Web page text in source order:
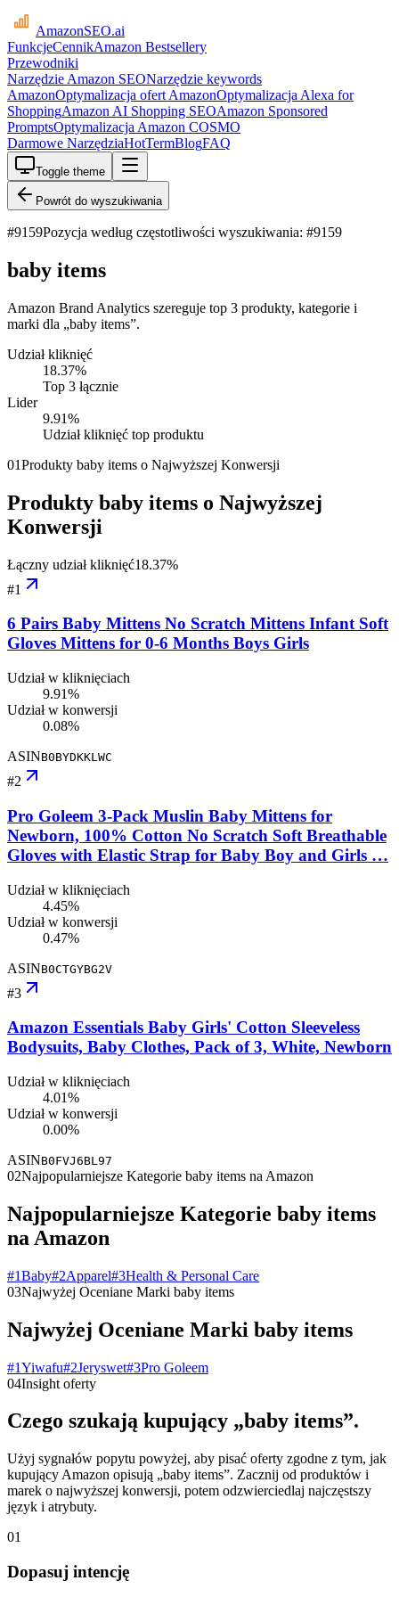
AmazonSEO.ai
FunkcjeCennikAmazon Bestsellery
Przewodniki
Narzędzie Amazon SEONarzędzie keywords
AmazonOptymalizacja ofert AmazonOptymalizacja Alexa for
ShoppingAmazon AI Shopping SEOAmazon Sponsored
PromptsOptymalizacja Amazon COSMO
Darmowe NarzędziaHotTermBlogFAQ
Toggle theme
Powrót do wyszukiwania
#9159Pozycja według częstotliwości wyszukiwania: #9159
baby items
Amazon Brand Analytics szereguje top 3 produkty, kategorie i
marki dla „baby items”.
Udział kliknięć
18.37%
Top 3 łącznie
Lider
9.91%
Udział kliknięć top produktu
01Produkty baby items o Najwyższej Konwersji
Produkty baby items o Najwyższej
Konwersji
Łączny udział kliknięć18.37%
#1
6 Pairs Baby Mittens No Scratch Mittens Infant Soft
Gloves Mittens for 0-6 Months Boys Girls
Udział w kliknięciach
9.91%
Udział w konwersji
0.08%
ASINB0BYDKKLWC
#2
Pro Goleem 3-Pack Muslin Baby Mittens for
Newborn, 100% Cotton No Scratch Soft Breathable
Gloves with Elastic Strap for Baby Boy and Girls …
Udział w kliknięciach
4.45%
Udział w konwersji
0.47%
ASINB0CTGYBG2V
#3
Amazon Essentials Baby Girls' Cotton Sleeveless
Bodysuits, Baby Clothes, Pack of 3, White, Newborn
Udział w kliknięciach
4.01%
Udział w konwersji
0.00%
ASINB0FVJ6BL97
02Najpopularniejsze Kategorie baby items na Amazon
Najpopularniejsze Kategorie baby items
na Amazon
#1Baby#2Apparel#3Health & Personal Care
03Najwyżej Oceniane Marki baby items
Najwyżej Oceniane Marki baby items
#1Yiwafu#2Jeryswet#3Pro Goleem
04Insight oferty
Czego szukają kupujący „baby items”.
Użyj sygnałów popytu powyżej, aby pisać oferty zgodne z tym, jak
kupujący Amazon opisują „baby items”. Zacznij od produktów i
marek o najwyższej konwersji, potem odzwierciedlaj najczęstszy
język i atrybuty.
01
Dopasuj intencję